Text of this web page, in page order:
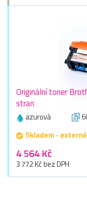
Originální toner
stran
azurová
Skladem - externě
4 564 Kč
3 772 Kč bez DPH